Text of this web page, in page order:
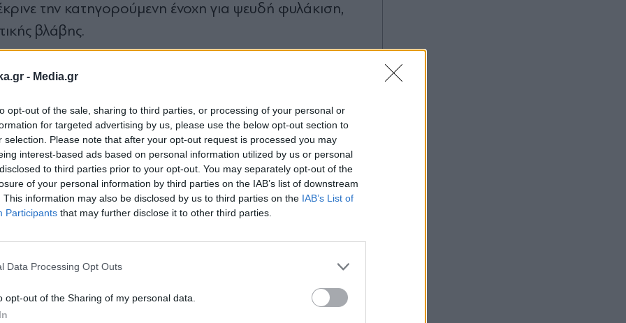
- Media.gr
opt-out of the sale, sharing to third parties, or processing of your personal or
for targeted advertising by us, please use the below opt-out section to
selection. Please note that after your opt-out request is processed you may
interest-based ads based on personal information utilized by us or personal
to third parties prior to your opt-out. You may separately opt-out of the
of your personal information by third parties on the IAB’s list of downstream
This information may also be disclosed by us to third parties on the IAB’s List of
Participants that may further disclose it to other third parties.
Data Processing Opt Outs
opt-out of the Sharing of my personal data.
την κατηγορούμενη ένοχη για ψευδή φυλάκιση,
βλάβης.
σε κολέγιο και προσπαθεί να ξαναχτίσει τη ζωή της,
τέταρτο του αιώνα.
newsletter